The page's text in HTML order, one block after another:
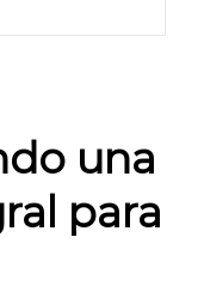
una
para